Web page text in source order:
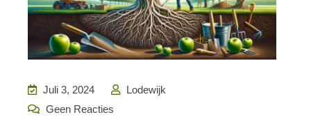
Juli 3, 2024
Lodewijk
Geen Reacties